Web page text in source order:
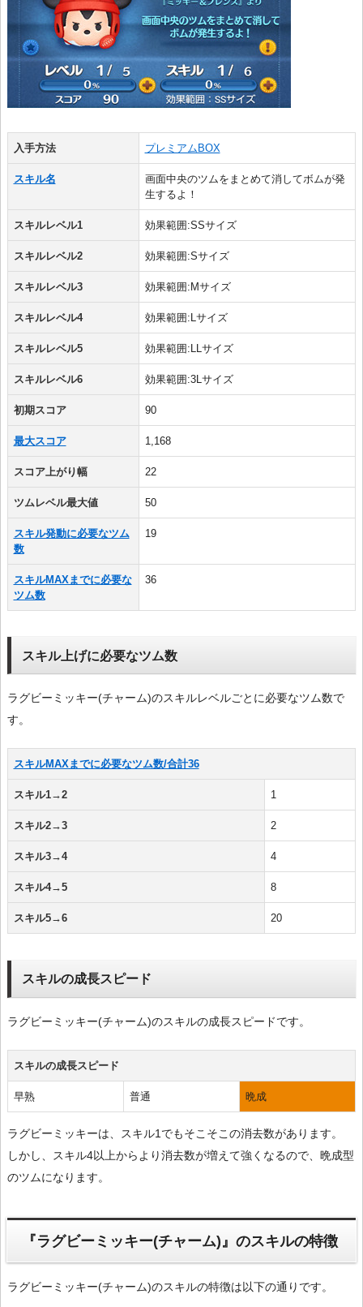
入手方法 プレミアムBOX
スキル名
画面中央のツムをまとめて消してボムが発
生するよ！
スキルレベル1 効果範囲:SSサイズ
スキルレベル2 効果範囲:Sサイズ
スキルレベル3 効果範囲:Mサイズ
スキルレベル4 効果範囲:Lサイズ
スキルレベル5 効果範囲:LLサイズ
スキルレベル6 効果範囲:3Lサイズ
初期スコア 90
最大スコア 1,168
スコア上がり幅 22
ツムレベル最大値 50
スキル発動に必要なツム
数
19
スキルMAXまでに必要な
ツム数
36
スキル上げに必要なツム数
ラグビーミッキー(チャーム)のスキルレベルごとに必要なツム数で
す。
スキルMAXまでに必要なツム数/合計36
スキル1→2 1
スキル2→3 2
スキル3→4 4
スキル4→5 8
スキル5→6 20
スキルの成長スピード
ラグビーミッキー(チャーム)のスキルの成長スピードです。
スキルの成長スピード
早熟 普通 晩成
ラグビーミッキーは、スキル1でもそこそこの消去数があります。
しかし、スキル4以上からより消去数が増えて強くなるので、晩成型
のツムになります。
『ラグビーミッキー(チャーム)』のスキルの特徴
ラグビーミッキー(チャーム)のスキルの特徴は以下の通りです。